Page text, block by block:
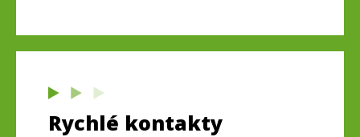
Rychlé kontakty